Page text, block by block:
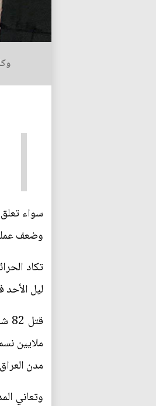
سواء تعلق
وضعف
ليل الأحد في
ملايين
مدن العراق تعرضا للحرائق إذ